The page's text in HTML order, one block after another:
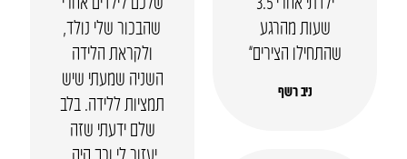
שעות מהרגע
שהתחילו הצירים”
ניב רשף
שהבכור שלי נולד,
ולקראת הלידה
השניה שמעתי שיש
תמציות ללידה. בלב
שלם ידעתי שזה
יעזור לי וכך היה.